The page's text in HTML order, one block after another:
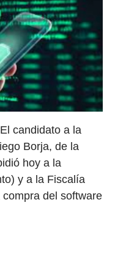
candidato a la
Borja, de la
hoy a la
y a la Fiscalía
del software